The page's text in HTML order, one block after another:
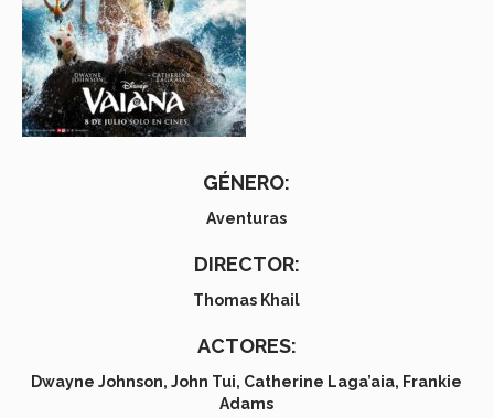
GÉNERO:
Aventuras
DIRECTOR:
Thomas Khail
ACTORES:
Dwayne Johnson, John Tui, Catherine Laga’aia, Frankie
Adams